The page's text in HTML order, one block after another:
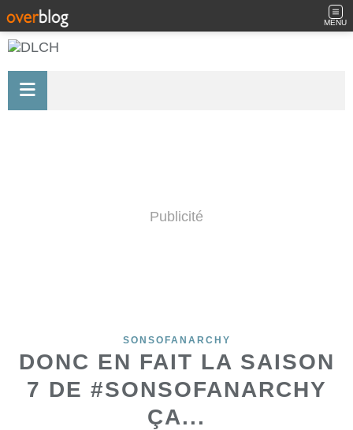
MENU
Publicité
SONSOFANARCHY
DONC EN FAIT LA SAISON
7 DE #SONSOFANARCHY
ÇA...